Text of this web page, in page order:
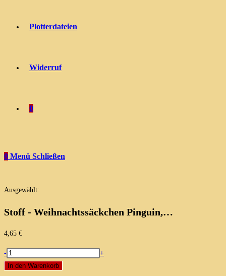
Plotterdateien
Widerruf
0
0 Menü Schließen
Ausgewählt:
Stoff - Weihnachtssäckchen Pinguin,…
4,65 €
Stoff
-
+
In den Warenkorb